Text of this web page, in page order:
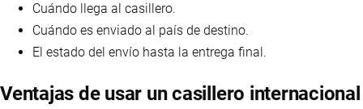
Cuándo llega al casillero.
Cuándo es enviado al país de destino.
El estado del envío hasta la entrega final.
Ventajas de usar un casillero internacional